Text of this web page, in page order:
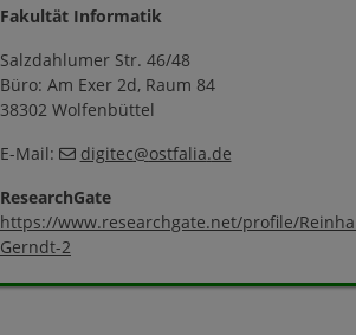
Fakultät Informatik
Salzdahlumer Str. 46/48
Büro: Am Exer 2d, Raum 84
38302 Wolfenbüttel
E-Mail:
digitec@ostfalia.de
ResearchGate
https://www.researchgate.net/profile/
Gerndt-2